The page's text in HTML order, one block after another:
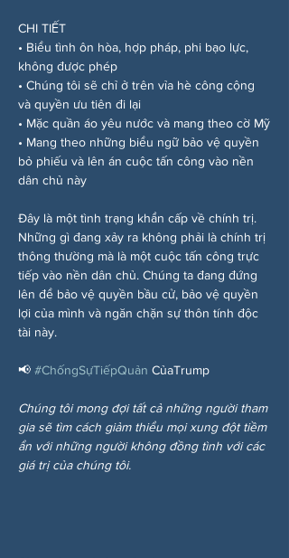
CHI TIẾT
• Biểu tình ôn hòa, hợp pháp, phi bạo lực,
không được phép
• Chúng tôi sẽ chỉ ở trên vỉa hè công cộng
và quyền ưu tiên đi lại
• Mặc quần áo yêu nước và mang theo cờ Mỹ
• Mang theo những biểu ngữ bảo vệ quyền
bỏ phiếu và lên án cuộc tấn công vào nền
dân chủ này
Đây là một tình trạng khẩn cấp về chính trị.
Những gì đang xảy ra không phải là chính trị
thông thường mà là một cuộc tấn công trực
tiếp vào nền dân chủ. Chúng ta đang đứng
lên để bảo vệ quyền bầu cử, bảo vệ quyền
lợi của mình và ngăn chặn sự thôn tính độc
tài này.
📢 #ChốngSựTiếpQuản CủaTrump
Chúng tôi mong đợi tất cả những người tham
gia sẽ tìm cách giảm thiểu mọi xung đột tiềm
ẩn với những người không đồng tình với các
giá trị của chúng tôi.